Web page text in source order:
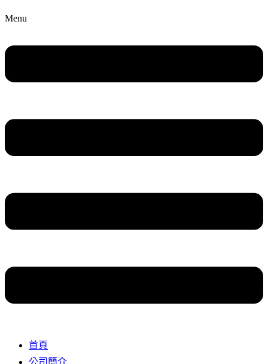
Menu
首頁
公司簡介